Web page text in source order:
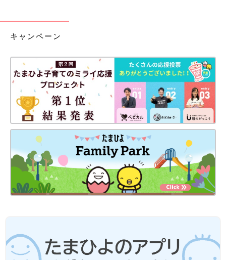
キャンペーン